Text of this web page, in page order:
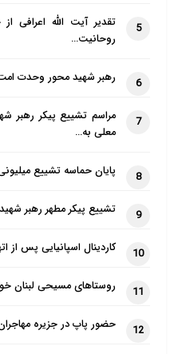
5
تقدیر آیت الله اعرافی
روحانیت…
6 رهبر شهید محور وحدت
7
مراسم تشییع پیکر رهبر
معلی به…
8 پایان حماسه تشییع
9 تشییع پیکر مطهر رهبر
10 کاردینال اسپانیایی پس از
11 روستاهای مسیحی لبنان
12 حضور پاپ در جزیره